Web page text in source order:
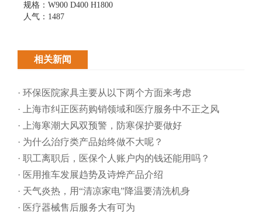
规格：W900 D400 H1800
人气：1487
相关新闻
· 环保医院家具主要从以下两个方面来考虑
· 上海市纠正医药购销领域和医疗服务中不正之风
· 上海寒潮大风双预警，防寒保护要做好
· 为什么治疗类产品始终做不大呢？
· 职工离职后，医保个人账户内的钱还能用吗​？
· 医用推车发展趋势及诗烨产品介绍
· 天气炎热，用“清凉家电”降温要清洗机身
· 医疗器械售后服务大有可为